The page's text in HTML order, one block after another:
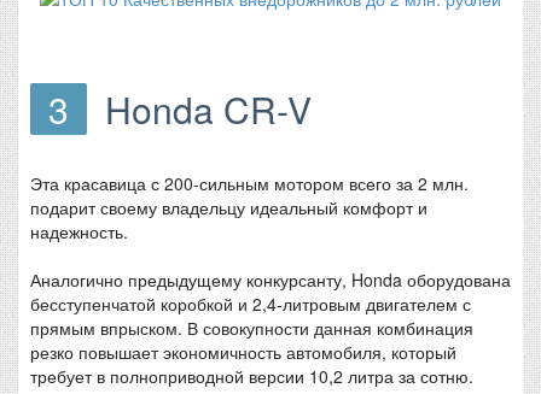
3 Honda CR-V
Эта красавица с 200-сильным мотором всего за 2 млн.
подарит своему владельцу идеальный комфорт и
надежность.
Аналогично предыдущему конкурсанту, Honda оборудована
бесступенчатой коробкой и 2,4-литровым двигателем с
прямым впрыском. В совокупности данная комбинация
резко повышает экономичность автомобиля, который
требует в полноприводной версии 10,2 литра за сотню.